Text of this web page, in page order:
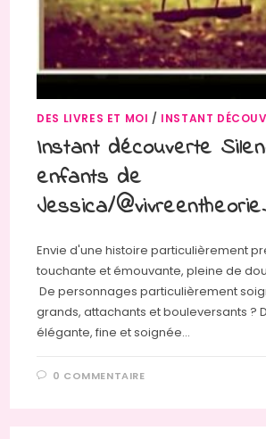
DES LIVRES ET MOI / INSTANT
Instant découverte
enfants de
Jessica/
Envie d'une histoire particulièrement
touchante et émouvante, pleine de
De personnages particulièrement
grands, attachants et bouleversants ?
élégante, fine et soignée…
0 COMMENTAIRE